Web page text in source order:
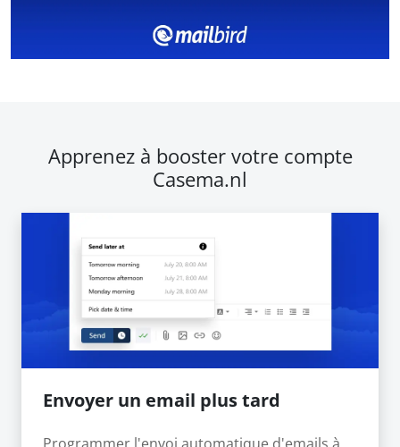
Apprenez à booster votre compte
Casema.nl
Envoyer un email plus tard